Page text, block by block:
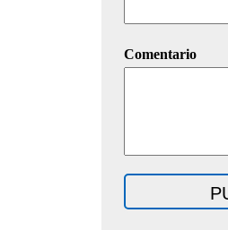
Comentario